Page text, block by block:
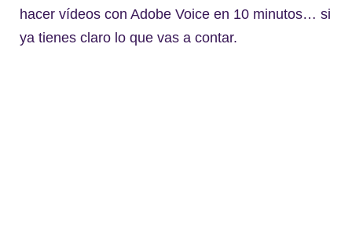
hacer vídeos con Adobe Voice en 10 minutos… si
ya tienes claro lo que vas a contar.